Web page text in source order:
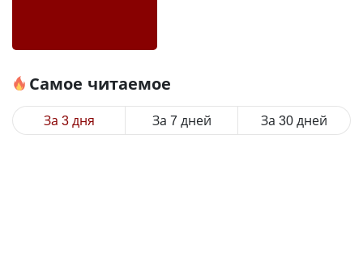
Самое читаемое
За 3 дня За 7 дней За 30 дней